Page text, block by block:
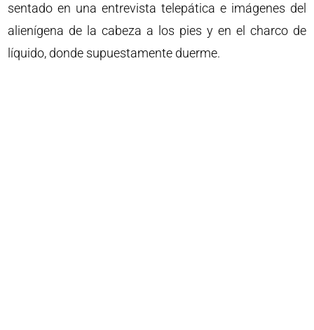
sentado en una entrevista telepática e imágenes del
alienígena de la cabeza a los pies y en el charco de
líquido, donde supuestamente duerme.